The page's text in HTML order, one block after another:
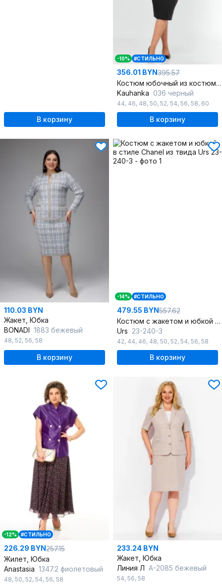
В корзину
-10% #СТИЛЬНО
356.01 BYN395.57
Костюм юбочный из костюмной ткани полуприлегающий
Kauhanka 036 черный
44, 46, 48, 50, 52, 54, 56, 58, 60
В корзину
110.03 BYN
Жакет, Юбка
BONADI 1883 бежевый
48, 52, 56, 58
В корзину
-14% #СТИЛЬНО
479.55 BYN557.62
Костюм с жакетом и юбкой в стиле Chanel из твида
Urs 23-240-3
42, 44, 46, 48, 50, 52, 54, 56, 58
В корзину
-12% #СТИЛЬНО
226.29 BYN257.15
Жилет, Юбка
Anastasia 1347.2 фиолетовый
48, 50, 52, 54, 56, 58
233.24 BYN
Жакет, Юбка
Линия Л А-2085 бежевый
54, 56, 58